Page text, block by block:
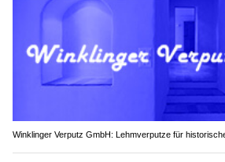
Winklinger Verputz GmbH: Lehmverputze für